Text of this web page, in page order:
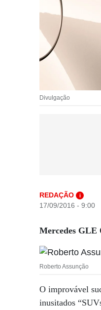
Divulgação
REDAÇÃO i
17/09/2016 - 9:00
Mercedes GLE
Roberto Assunção
O improvável
inusitados